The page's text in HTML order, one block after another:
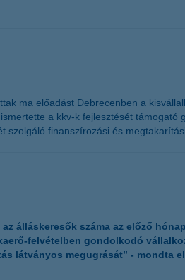
ma előadást Debrecenben a
a kkv-k fejlesztését támogató
finanszírozási és
álláskeresők száma az előző
felvételben gondolkodó
látványos megugrását” - mondta